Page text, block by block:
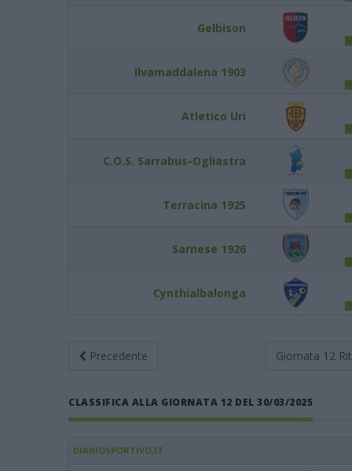
Gelbison
Ilvamaddalena 1903
Atletico Uri
C.O.S. Sarrabus-Ogliastra
Terracina 1925
Sarnese 1926
Cynthialbalonga
Precedente Giornata 12
CLASSIFICA ALLA GIORNATA 12 DEL 30/03/2025
DIARIOSPORTIVO.IT